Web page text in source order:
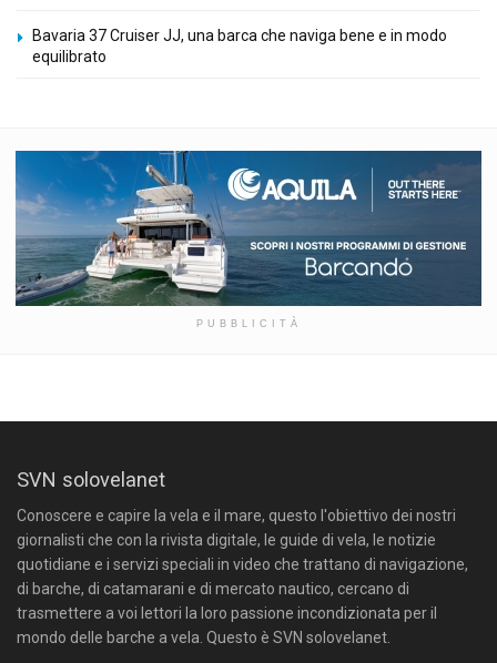
Bavaria 37 Cruiser JJ, una barca che naviga bene e in modo
equilibrato
PUBBLICITÀ
SVN solovelanet
Conoscere e capire la vela e il mare, questo l'obiettivo dei nostri
giornalisti che con la rivista digitale, le guide di vela, le notizie
quotidiane e i servizi speciali in video che trattano di navigazione,
di barche, di catamarani e di mercato nautico, cercano di
trasmettere a voi lettori la loro passione incondizionata per il
mondo delle barche a vela. Questo è SVN solovelanet.